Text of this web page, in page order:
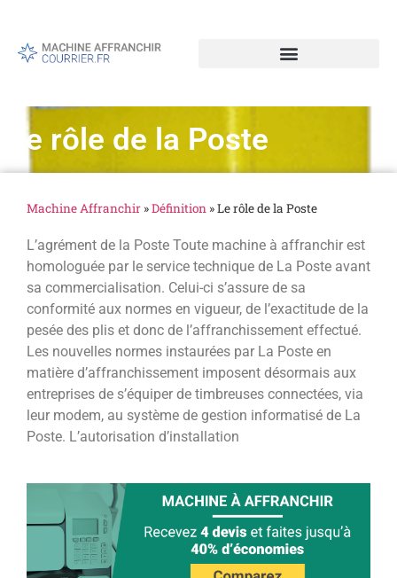
Le rôle de la Poste
Machine Affranchir »Définition »Le rôle de la Poste
L’agrément de la Poste Toute machine à affranchir est
homologuée par le service technique de La Poste avant
sa commercialisation. Celui-ci s’assure de sa
conformité aux normes en vigueur, de l’exactitude de la
pesée des plis et donc de l’affranchissement effectué.
Les nouvelles normes instaurées par La Poste en
matière d’affranchissement imposent désormais aux
entreprises de s’équiper de timbreuses connectées, via
leur modem, au système de gestion informatisé de La
Poste. L’autorisation d’installation